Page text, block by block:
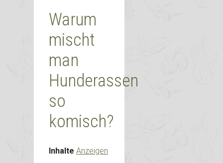
Warum
mischt
man
Hunderassen
so
komisch?
Inhalte Anzeigen